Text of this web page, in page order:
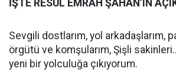
İŞTE RESÜL EMRAH ŞAHAN’IN
Sevgili dostlarım, yol arkadaşlarım,
örgütü ve komşularım, Şişli
yeni bir yolculuğa çıkıyorum.